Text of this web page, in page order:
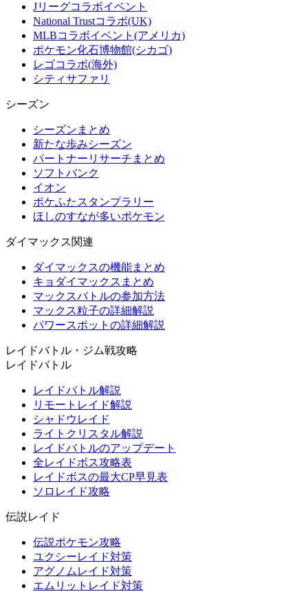
Jリーグコラボイベント
National Trustコラボ(UK)
MLBコラボイベント(アメリカ)
ポケモン化石博物館(シカゴ)
レゴコラボ(海外)
シティサファリ
シーズン
シーズンまとめ
新たな歩みシーズン
パートナーリサーチまとめ
ソフトバンク
イオン
ポケふたスタンプラリー
ほしのすなが多いポケモン
ダイマックス関連
ダイマックスの機能まとめ
キョダイマックスまとめ
マックスバトルの参加方法
マックス粒子の詳細解説
パワースポットの詳細解説
レイドバトル・ジム戦攻略
レイドバトル
レイドバトル解説
リモートレイド解説
シャドウレイド
ライトクリスタル解説
レイドバトルのアップデート
全レイドボス攻略表
レイドボスの最大CP早見表
ソロレイド攻略
伝説レイド
伝説ポケモン攻略
ユクシーレイド対策
アグノムレイド対策
エムリットレイド対策